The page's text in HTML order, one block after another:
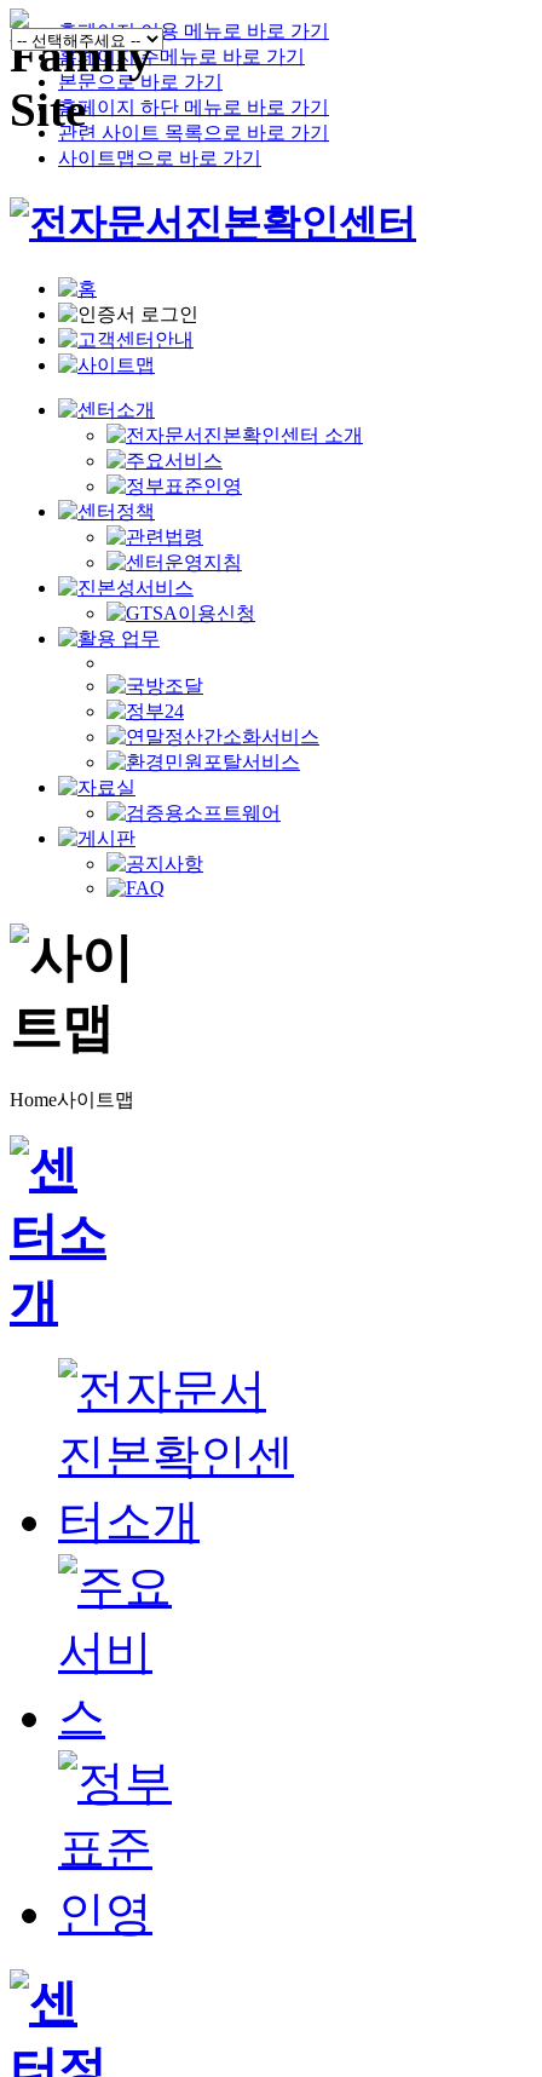
홈페이지 이용 메뉴로 바로 가기
홈페이지 주메뉴로 바로 가기
본문으로 바로 가기
홈페이지 하단 메뉴로 바로 가기
관련 사이트 목록으로 바로 가기
사이트맵으로 바로 가기
Home사이트맵